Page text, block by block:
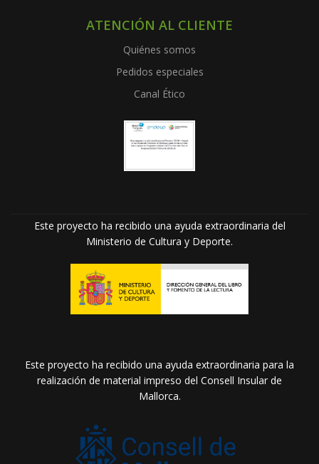
ATENCIÓN AL CLIENTE
Quiénes somos
Pedidos especiales
Canal Ético
Este proyecto ha recibido una ayuda extraordinaria del
Ministerio de Cultura y Deporte.
Este proyecto ha recibido una ayuda extraordinaria para la
realización de material impreso del Consell Insular de
Mallorca.